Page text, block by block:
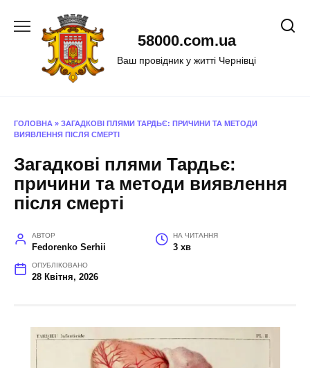
58000.com.ua
Ваш провідник у житті Чернівці
ГОЛОВНА » ЗАГАДКОВІ ПЛЯМИ ТАРДЬЄ: ПРИЧИНИ ТА МЕТОДИ
ВИЯВЛЕННЯ ПІСЛЯ СМЕРТІ
Загадкові плями Тардьє:
причини та методи виявлення
після смерті
АВТОР
Fedorenko Serhii
НА ЧИТАННЯ
3 хв
ОПУБЛІКОВАНО
28 Квітня, 2026